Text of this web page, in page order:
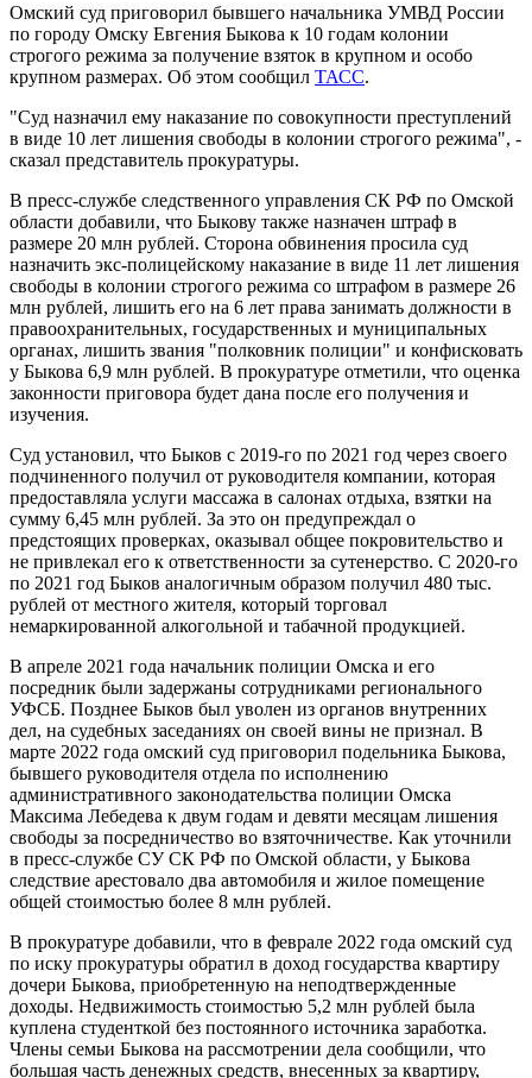
Омский суд приговорил бывшего начальника УМВД России
по городу Омску Евгения Быкова к 10 годам колонии
строгого режима за получение взяток в крупном и особо
крупном размерах. Об этом сообщил ТАСС.
"Суд назначил ему наказание по совокупности преступлений
в виде 10 лет лишения свободы в колонии строгого режима", -
сказал представитель прокуратуры.
В пресс-службе следственного управления СК РФ по Омской
области добавили, что Быкову также назначен штраф в
размере 20 млн рублей. Сторона обвинения просила суд
назначить экс-полицейскому наказание в виде 11 лет лишения
свободы в колонии строгого режима со штрафом в размере 26
млн рублей, лишить его на 6 лет права занимать должности в
правоохранительных, государственных и муниципальных
органах, лишить звания "полковник полиции" и конфисковать
у Быкова 6,9 млн рублей. В прокуратуре отметили, что оценка
законности приговора будет дана после его получения и
изучения.
Суд установил, что Быков с 2019-го по 2021 год через своего
подчиненного получил от руководителя компании, которая
предоставляла услуги массажа в салонах отдыха, взятки на
сумму 6,45 млн рублей. За это он предупреждал о
предстоящих проверках, оказывал общее покровительство и
не привлекал его к ответственности за сутенерство. С 2020-го
по 2021 год Быков аналогичным образом получил 480 тыс.
рублей от местного жителя, который торговал
немаркированной алкогольной и табачной продукцией.
В апреле 2021 года начальник полиции Омска и его
посредник были задержаны сотрудниками регионального
УФСБ. Позднее Быков был уволен из органов внутренних
дел, на судебных заседаниях он своей вины не признал. В
марте 2022 года омский суд приговорил подельника Быкова,
бывшего руководителя отдела по исполнению
административного законодательства полиции Омска
Максима Лебедева к двум годам и девяти месяцам лишения
свободы за посредничество во взяточничестве. Как уточнили
в пресс-службе СУ СК РФ по Омской области, у Быкова
следствие арестовало два автомобиля и жилое помещение
общей стоимостью более 8 млн рублей.
В прокуратуре добавили, что в феврале 2022 года омский суд
по иску прокуратуры обратил в доход государства квартиру
дочери Быкова, приобретенную на неподтвержденные
доходы. Недвижимость стоимостью 5,2 млн рублей была
куплена студенткой без постоянного источника заработка.
Члены семьи Быкова на рассмотрении дела сообщили, что
большая часть денежных средств, внесенных за квартиру,